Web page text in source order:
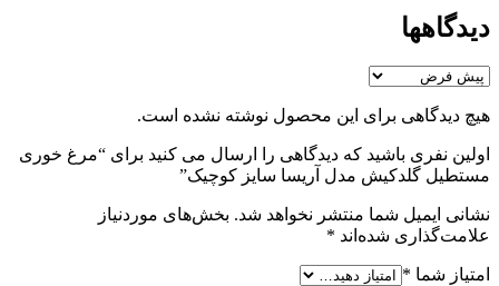
دیدگاهها
هیچ دیدگاهی برای این محصول نوشته نشده است.
اولین نفری باشید که دیدگاهی را ارسال می کنید برای “مرغ خوری
مستطیل گلدکیش مدل آریسا سایز کوچیک”
نشانی ایمیل شما منتشر نخواهد شد. بخش‌های موردنیاز
علامت‌گذاری شده‌اند *
امتیاز شما *